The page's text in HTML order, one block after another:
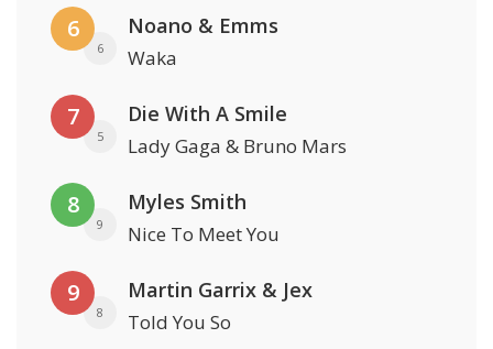
6
6
Noano & Emms
Waka
7
5
Die With A Smile
Lady Gaga & Bruno Mars
8
9
Myles Smith
Nice To Meet You
9
8
Martin Garrix & Jex
Told You So